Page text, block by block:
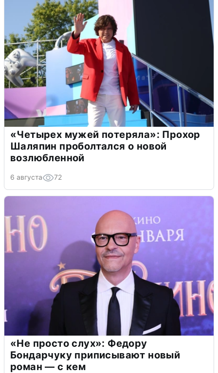
«Четырех мужей потеряла»: Прохор
Шаляпин проболтался о новой
возлюбленной
6 августа 72
«Не просто слух»: Федору
Бондарчуку приписывают новый
роман — с кем